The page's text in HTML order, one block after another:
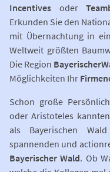
Incentives oder
Erkunden Sie den
mit Übernachtung in
Weltweit größten
Die Region Bayerischer
Möglichkeiten Ihr
Schon große
oder Aristoteles
als Bayerischen
spannenden und
Bayerischer Wald. Ob